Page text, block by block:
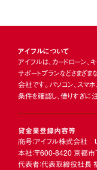
アイフルについて
アイフルは、カードローン、
サポートプランなどさまざ
会社です。パソコン、スマ
条件を確認し、借りすぎに注
貸金業登録内容等
商号：アイフル株式会社
本社：〒600-8420 京都
代表者：代表取締役社長